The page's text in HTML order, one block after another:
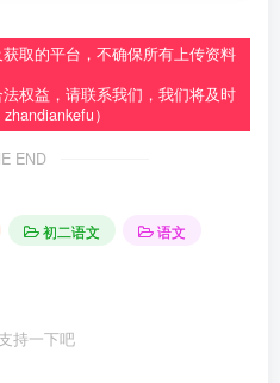
取的平台，不确保所有上传资料
权益，请联系我们，我们将及时
）
END
初二语文
语文
持一下吧